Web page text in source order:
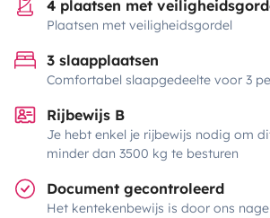
4 plaatsen met
Plaatsen met veiligheidsgordel
3 slaapplaatsen
Comfortabel slaapgedeelte voor 3
Rijbewijs B
Je hebt enkel je rijbewijs nodig om
minder dan 3500 kg te besturen
Document gecontroleerd
Het kentekenbewijs is door ons